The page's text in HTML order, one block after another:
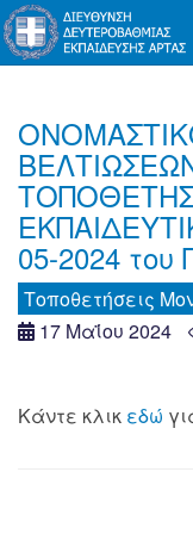
05-2024
Τοποθετήσεις
17 Μαΐου 2024
Κάντε κλικ εδώ